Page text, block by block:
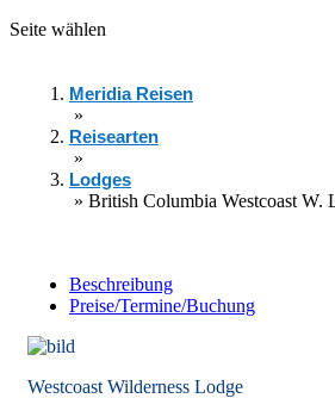
Seite wählen
Meridia Reisen
»
Reisearten
»
Lodges
» British Columbia Westcoast W.
Beschreibung
Preise/Termine/Buchung
Westcoast Wilderness Lodge